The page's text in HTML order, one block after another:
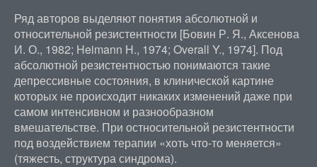
Ряд авторов выделяют понятия абсолютной и
относительной резистентности [Бовин Р. Я., Аксенова
И. О., 1982; Heimann H., 1974; Overall Y., 1974]. Под
абсолютной резистентностью понимаются такие
депрессивные состояния, в клинической картине
которых не происходит никаких изменений даже при
самом интенсивном и разнообразном
вмешательстве. При остносительной резистентности
под воздействием терапии «хоть что-то меняется»
(тяжесть, структура синдрома).